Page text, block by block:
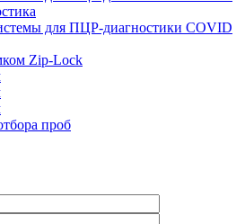
для ПЦР-диагностики COVID
Zip-Lock
проб